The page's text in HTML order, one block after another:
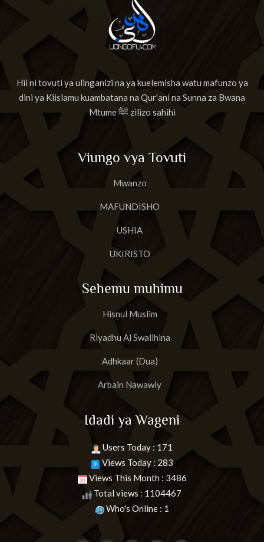
Hii ni tovuti ya ulinganizi na ya kuelemisha watu mafunzo ya
dini ya Kiislamu kuambatana na Qur'ani na Sunna za Bwana
Mtume ﷺ zilizo sahihi
Viungo vya Tovuti
Mwanzo
MAFUNDISHO
USHIA
UKIRISTO
Sehemu muhimu
Hisnul Muslim
Riyadhu Al Swalihina
Adhkaar (Dua)
Arbain Nawawiy
Idadi ya Wageni
Users Today : 171
Views Today : 283
Views This Month : 3486
Total views : 1104467
Who's Online : 1